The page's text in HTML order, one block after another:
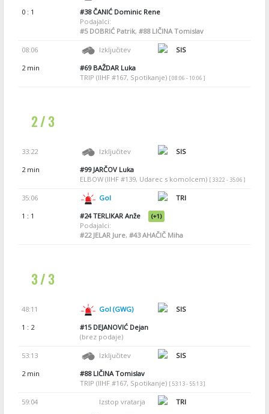
0 : 1
#38ČANIĆ Dominic Rene
Podajalci:
#5DOBRIĆ Patrik, #88LIČINA Tomislav
08:06 Izključitev
SIS
2 min
#69BAŽDAR Luka
TRIP (IIHF #167, Spotikanje) [ 08:06 - 10:06 ]
2 / 3
33:22 Izključitev
SIS
2 min
#99JARČOV Luka
ELBOW (IIHF #139, Udarec s komolcem) [ 33:22 - 35:06 ]
35:06 Gol
TRI
1 : 1
#24TERLIKAR Anže (+1)
Podajalci:
#22JELAR Jure, #43AHAČIČ Miha
3 / 3
48:11 Gol (GWG)
SIS
1 : 2
#15DEJANOVIĆ Dejan
(brez podaje)
53:13 Izključitev
SIS
2 min
#88LIČINA Tomislav
TRIP (IIHF #167, Spotikanje) [ 53:13 - 55:13 ]
59:04 Izstop vratarja
TRI